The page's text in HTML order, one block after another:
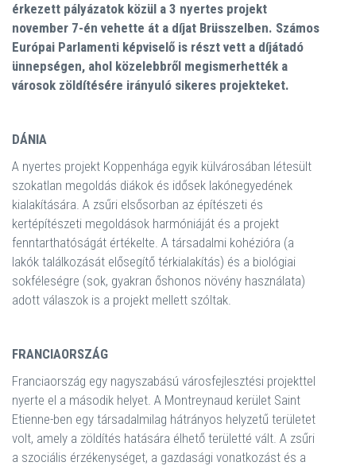
érkezett pályázatok közül a 3 nyertes projekt
november 7-én vehette át a díjat Brüsszelben. Számos
Európai Parlamenti képviselő is részt vett a díjátadó
ünnepségen, ahol közelebbről megismerhették a
városok zöldítésére irányuló sikeres projekteket.
DÁNIA
A nyertes projekt Koppenhága egyik külvárosában létesült
szokatlan megoldás diákok és idősek lakónegyedének
kialakítására. A zsűri elsősorban az építészeti és
kertépítészeti megoldások harmóniáját és a projekt
fenntarthatóságát értékelte. A társadalmi kohézióra (a
lakók találkozását elősegítő térkialakítás) és a biológiai
sokféleségre (sok, gyakran őshonos növény használata)
adott válaszok is a projekt mellett szóltak.
FRANCIAORSZÁG
Franciaország egy nagyszabású városfejlesztési projekttel
nyerte el a második helyet. A Montreynaud kerület Saint
Etienne-ben egy társadalmilag hátrányos helyzetű területet
volt, amely a zöldítés hatására élhető területté vált. A zsűri
a szociális érzékenységet, a gazdasági vonatkozást és a